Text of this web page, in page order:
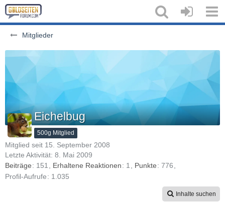
Mitglieder
Eichelbug
500g Mitglied
Mitglied seit 15. September 2008
Letzte Aktivität: 8. Mai 2009
Beiträge
151 Erhaltene Reaktionen 1 Punkte
776
Profil-Aufrufe
1.035
Inhalte suchen